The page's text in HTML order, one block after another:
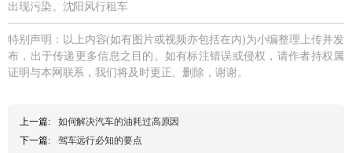
出现污染。沈阳风行租车
特别声明：以上内容(如有图片或视频亦包括在内)为小编整理上传并发
布，出于传递更多信息之目的。如有标注错误或侵权，请作者持权属
证明与本网联系，我们将及时更正、删除，谢谢。
上一篇:
如何解决汽车的油耗过高原因
下一篇:
驾车远行必知的要点